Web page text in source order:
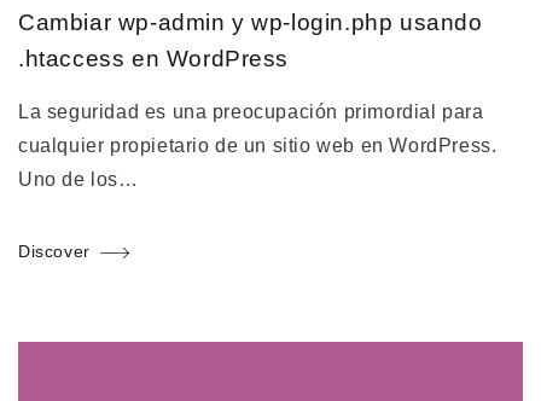
Cambiar wp-admin y wp-login.php usando
.htaccess en WordPress
La seguridad es una preocupación primordial para
cualquier propietario de un sitio web en WordPress.
Uno de los…
Discover